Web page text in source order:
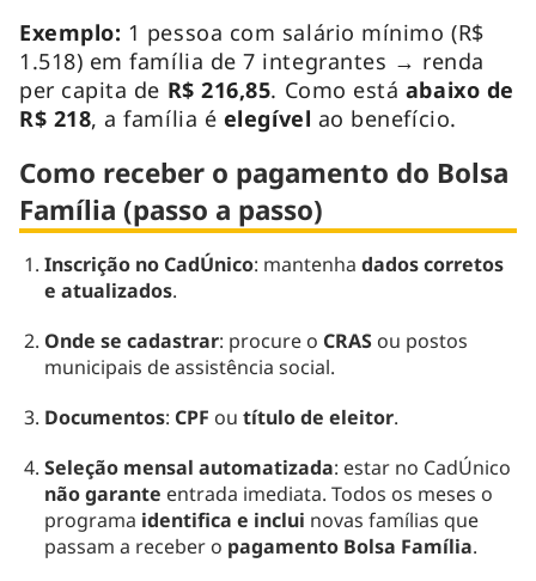
Exemplo: 1 pessoa com salário mínimo (R$
1.518) em família de 7 integrantes → renda
per capita de R$ 216,85. Como está abaixo de
R$ 218, a família é elegível ao benefício.
Como receber o pagamento do Bolsa
Família (passo a passo)
Inscrição no CadÚnico: mantenha dados corretos
e atualizados.
Onde se cadastrar: procure o CRAS ou postos
municipais de assistência social.
Documentos: CPF ou título de eleitor.
Seleção mensal automatizada: estar no CadÚnico
não garante entrada imediata. Todos os meses o
programa identifica e inclui novas famílias que
passam a receber o pagamento Bolsa Família.